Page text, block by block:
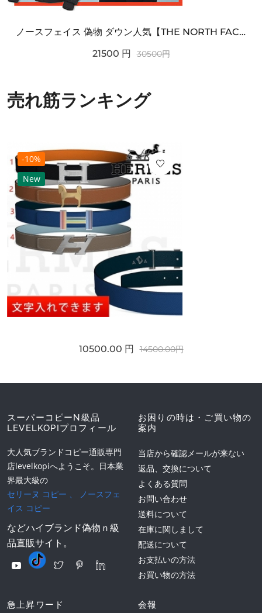
ノースフェイス 偽物 ダウン人気【THE NORTH FACE】M'S 7 SUMMIT HIM...
21500 円 30500円
売れ筋ランキング
-10%
New
10500.00 円 14500.00円
スーパーコピーN級品
LEVELKOPIプロフィール
大人気ブランドコピー通販専門
店levelkopiへようこそ。日本業
界最大級の
セリーヌ コピー 、
ノースフェ
イス コピー
などハイブランド偽物ｎ級
品直販サイト。
お困りの時は・ご買い物の
案内
当店から確認メールが来ない
返品、交換について
よくある質問
お問い合わせ
送料について
在庫に関しまして
配送について
お支払いの方法
お買い物の方法
急上昇ワード 会報